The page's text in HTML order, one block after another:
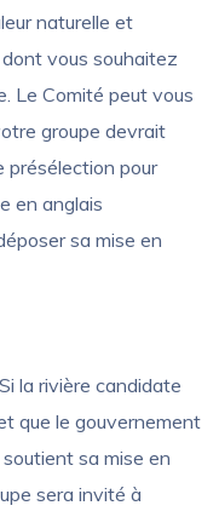
naturelle et
vous souhaitez
Le Comité peut vous
groupe devrait
présélection pour
en anglais
sa mise en
Si la rivière candidate
que le gouvernement
sa mise en
sera invité à